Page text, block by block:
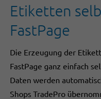
Etiketten
FastPage
Die Erzeugung der
FastPage ganz einfach
Daten werden
Shops TradePro